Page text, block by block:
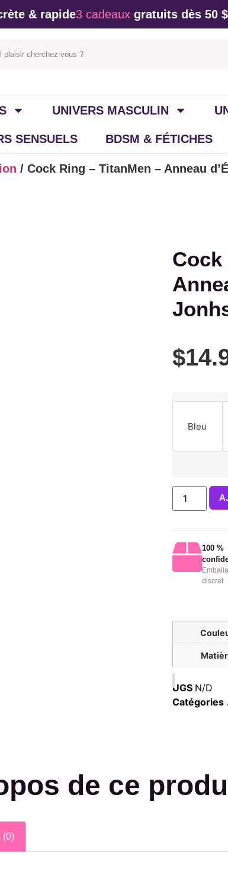
& rapide3 cadeaux gratuits dès 50 $
UNIVERS MASCULIN
SENSUELS BDSM & FÉTICHES
/ Cock Ring – TitanMen – Anneau
Cock
$
Bleu
100 %
discret
UGS N/D
Catégories
de ce
(0)